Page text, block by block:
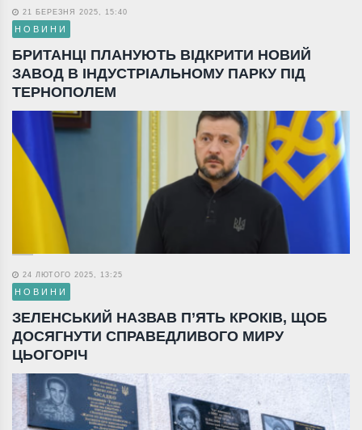
21 БЕРЕЗНЯ 2025, 15:40
НОВИНИ
БРИТАНЦІ ПЛАНУЮТЬ ВІДКРИТИ НОВИЙ
ЗАВОД В ІНДУСТРІАЛЬНОМУ ПАРКУ ПІД
ТЕРНОПОЛЕМ
24 ЛЮТОГО 2025, 13:25
НОВИНИ
ЗЕЛЕНСЬКИЙ НАЗВАВ П’ЯТЬ КРОКІВ, ЩОБ
ДОСЯГНУТИ СПРАВЕДЛИВОГО МИРУ
ЦЬОГОРІЧ